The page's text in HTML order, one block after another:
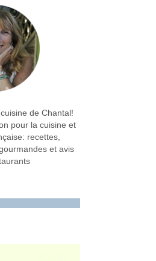
de Chantal!
pour la cuisine et
recettes,
et avis